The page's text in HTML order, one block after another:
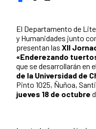
El Departamento de
y Humanidades junto
presentan las XII
«Enderezando
que se desarrollarán en el
de la Universidad de
Pinto 1025, Ñuñoa,
jueves 18 de octubre